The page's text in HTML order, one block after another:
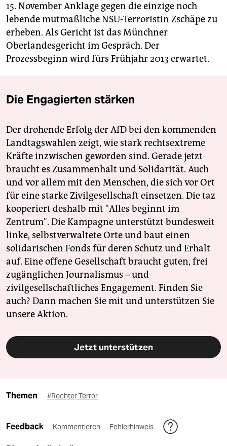
15. November Anklage gegen die einzige noch
lebende mutmaßliche NSU-Terroristin Zschäpe zu
erheben. Als Gericht ist das Münchner
Oberlandesgericht im Gespräch. Der
Prozessbeginn wird fürs Frühjahr 2013 erwartet.
Die Engagierten stärken
Der drohende Erfolg der AfD bei den kommenden
Landtagswahlen zeigt, wie stark rechtsextreme
Kräfte inzwischen geworden sind. Gerade jetzt
braucht es Zusammenhalt und Solidarität. Auch
und vor allem mit den Menschen, die sich vor Ort
für eine starke Zivilgesellschaft einsetzen. Die taz
kooperiert deshalb mit "Alles beginnt im
Zentrum". Die Kampagne unterstützt bundesweit
linke, selbstverwaltete Orte und baut einen
solidarischen Fonds für deren Schutz und Erhalt
auf. Eine offene Gesellschaft braucht guten, frei
zugänglichen Journalismus – und
zivilgesellschaftliches Engagement. Finden Sie
auch? Dann machen Sie mit und unterstützen Sie
unsere Aktion.
Jetzt unterstützen
Themen #Rechter Terror
Feedback Kommentieren Fehlerhinweis